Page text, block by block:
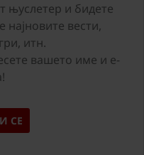
њуслетер и бидете
најновите вести,
итн.
вашето име и е-
СЕ